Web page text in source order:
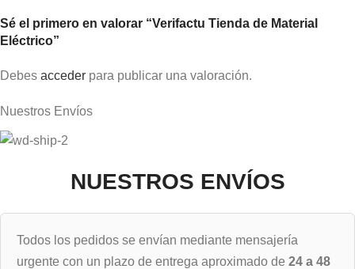
Sé el primero en valorar “Verifactu Tienda de Material
Eléctrico”
Debes acceder para publicar una valoración.
Nuestros Envíos
NUESTROS ENVÍOS
Todos los pedidos se envían mediante mensajería
urgente con un plazo de entrega aproximado de 24 a 48